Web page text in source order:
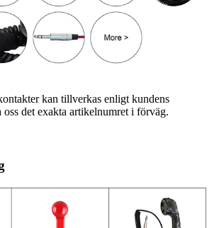
kan tillverkas enligt kundens
oss det exakta artikelnumret i förväg.